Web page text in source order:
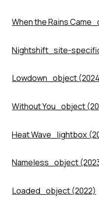
When the Rains
Nightshift_site-
Lowdown_object
Without You_object
Heat Wave_lightbox
Nameless_object
Loaded_object (2022)